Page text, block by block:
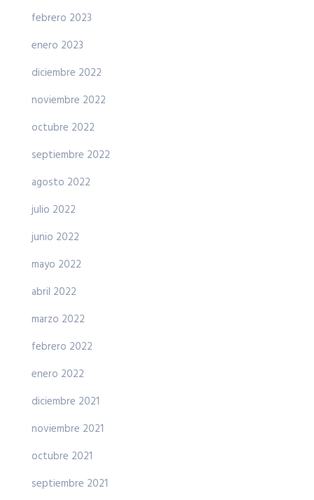
febrero 2023
enero 2023
diciembre 2022
noviembre 2022
octubre 2022
septiembre 2022
agosto 2022
julio 2022
junio 2022
mayo 2022
abril 2022
marzo 2022
febrero 2022
enero 2022
diciembre 2021
noviembre 2021
octubre 2021
septiembre 2021